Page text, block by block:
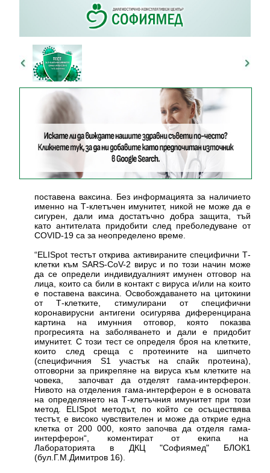
поставена ваксина. Без информацията за наличието
именно на Т-клетъчен имунитет, никой не може да е
сигурен, дали има достатъчно добра защита, тъй
като антителата придобити след преболедуване от
COVID-19 са за неопределено време.
“ELISpot тестът открива активираните специфични Т-
клетки към SARS-CoV-2 вирус и по този начин може
да се определи индивидуалният имунен отговор на
лица, които са били в контакт с вируса и/или на които
е поставена ваксина. Освобождаването на цитокини
от Т-клетките, стимулирани от специфични
коронавирусни антигени осигурява диференцирана
картина на имунния отговор, която показва
прогресията на заболяването и дали е придобит
имунитет. С този тест се определя броя на клетките,
които след среща с протеините на шипчето
(специфичния S1 участък на спайк протеина),
отговорни за прикрепяне на вируса към клетките на
човека, започват да отделят гама-интерферон.
Нивото на отделения гама-интерферон е в основата
на определянето на Т-клетъчния имунитет при този
метод. ELISpot методът, по който се осъществява
тестът, е високо чувствителен и може да открие една
клетка от 200 000, която започва да отделя гама-
интерферон“, коментират от екипа на
Лабораторията в ДКЦ "Софиямед" БЛОК1
(бул.Г.М.Димитров 16).